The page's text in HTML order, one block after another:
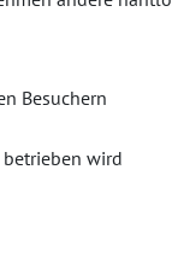
Besuchern
wird